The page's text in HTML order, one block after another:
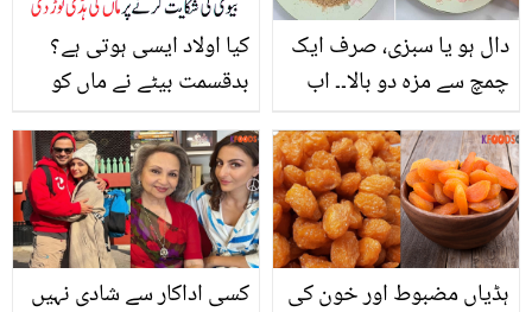
کیا اولاد ایسی ہوتی ہے؟
بدقسمت بیٹے نے ماں کو
ریستوران چلا گیا، مجرم کے
ساتھ کیا ہوا؟
دال ہو یا سبزی، صرف ایک
چمچ سے مزہ دو بالا۔۔ اب
طریقے سے ایسا چکن پاؤڈر،
جو سادے کھانے میں بھی
جان ڈال دے
کسی اداکار سے شادی نہیں
ہڈیاں مضبوط اور خون کی